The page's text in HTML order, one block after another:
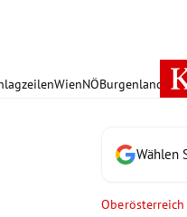
WienNÖBurgenland
Wählen
Oberösterreich